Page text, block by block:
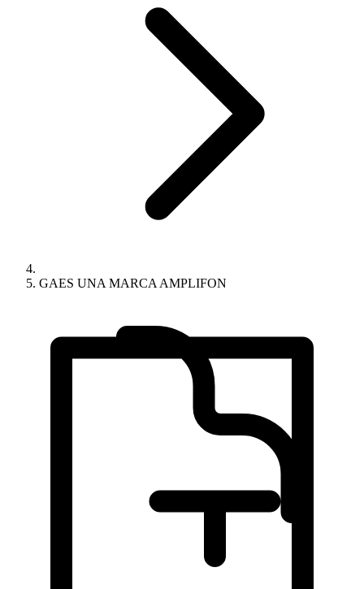
GAES UNA MARCA AMPLIFON